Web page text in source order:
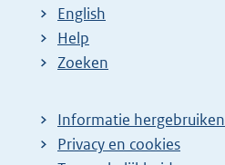
English
Help
Zoeken
Informatie hergebruiken
Privacy en cookies